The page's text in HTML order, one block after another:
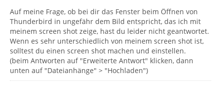
Auf meine Frage, ob bei dir das Fenster beim Öffnen von
Thunderbird in ungefähr dem Bild entspricht, das ich mit
meinem screen shot zeige, hast du leider nicht geantwortet.
Wenn es sehr unterschiedlich von meinem screen shot ist,
solltest du einen screen shot machen und einstellen.
(beim Antworten auf "Erweiterte Antwort" klicken, dann
unten auf "Dateianhänge" > "Hochladen")